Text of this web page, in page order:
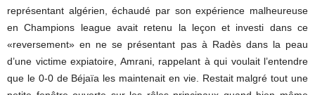
représentant algérien, échaudé par son expérience malheureuse
en Champions league avait retenu la leçon et investi dans ce
«reversement» en ne se présentant pas à Radès dans la peau
d’une victime expiatoire, Amrani, rappelant à qui voulait l’entendre
que le 0-0 de Béjaïa les maintenait en vie. Restait malgré tout une